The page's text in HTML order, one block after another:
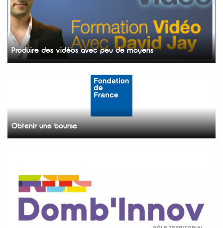
Produire des vidéos avec peu de moyens
Obtenir une bourse